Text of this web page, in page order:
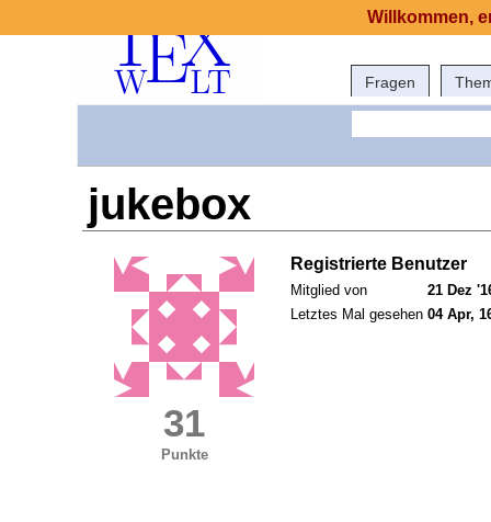
Fragen
jukebox
31
Punkte
Registrierte Benutzer
Mitglied von
21 Dez
Letztes Mal gesehen 04 Apr,
Willkommen,